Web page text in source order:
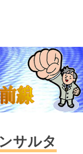
サルタ